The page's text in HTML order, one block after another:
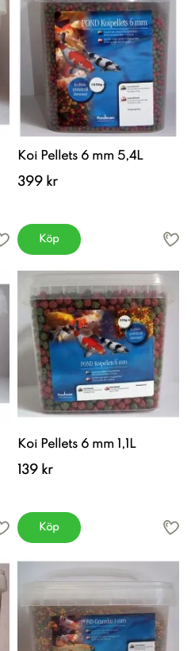
Koi Pellets 6 mm 5,4L
399 kr
Köp
Koi Pellets 6 mm 1,1L
139 kr
Köp